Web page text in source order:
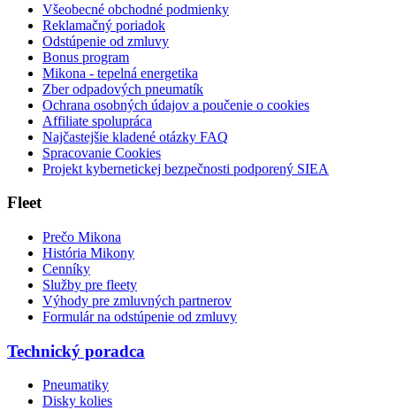
Všeobecné obchodné podmienky
Reklamačný poriadok
Odstúpenie od zmluvy
Bonus program
Mikona - tepelná energetika
Zber odpadových pneumatík
Ochrana osobných údajov a poučenie o cookies
Affiliate spolupráca
Najčastejšie kladené otázky FAQ
Spracovanie Cookies
Projekt kybernetickej bezpečnosti podporený SIEA
Fleet
Prečo Mikona
História Mikony
Cenníky
Služby pre fleety
Výhody pre zmluvných partnerov
Formulár na odstúpenie od zmluvy
Technický poradca
Pneumatiky
Disky kolies